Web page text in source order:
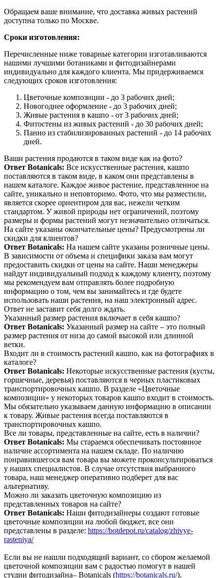
Обращаем ваше внимание, что доставка живых растений
доступна только по Москве.
Сроки изготовления:
Перечисленные ниже товарные категории изготавливаются
нашими лучшими ботаниками и фитодизайнерами
индивидуально для каждого клиента. Мы придерживаемся
следующих сроков изготовления:
Цветочные композиции - до 3 рабочих дней;
Новогоднее оформление - до 3 рабочих дней;
Живые растения в кашпо - от 3 рабочих дней;
Фитостены из живых растений - до 30 рабочих дней;
Панно из стабилизированных растений - до 14 рабочих
дней.
Ваши растения продаются в таком виде как на фото?
Ответ Botanicals: Все искусственные растения, кашпо
поставляются в таком виде, в каком они представлены в
нашем каталоге. Каждое живое растение, представленное на
сайте, уникально и неповторимо. Фото, что мы разместили,
является скорее ориентиром для вас, нежели четким
стандартом. У живой природы нет ограничений, поэтому
размеры и формы растений могут незначительно отличаться.
На сайте указаны окончательные цены? Предусмотрены ли
скидки для клиентов?
Ответ Botanicals: На нашем сайте указаны розничные цены.
В зависимости от объема и специфики заказа вам могут
предоставить скидки от цены на сайте. Наши менеджеры
найдут индивидуальный подход к каждому клиенту, поэтому
мы рекомендуем вам отправлять более подробную
информацию о том, чем вы занимайтесь и где будете
использовать наши растения, на наш электронный адрес.
Ответ не заставит себя долго ждать.
Указанный размер растения включает в себя кашпо?
Ответ Botanicals: Указанный размер на сайте – это полный
размер растения от низа до самой высокой или длинной
ветки.
Входит ли в стоимость растений кашпо, как на фотографиях в
каталоге?
Ответ Botanicals: Некоторые искусственные растения (кусты,
горшечные, деревья) поставляются в черных пластиковых
транспортировочных кашпо. В разделе «Цветочные
композиции» у некоторых товаров кашпо входит в стоимость.
Мы обязательно указываем данную информацию в описании
к товару. Живые растения всегда поставляются в
транспортировочных кашпо.
Все ли товары, представленные на сайте, есть в наличии?
Ответ Botanicals: Мы стараемся обеспечивать постоянное
наличие ассортимента на нашем складе. По наличию
понравившегося вам товара вы можете проконсультироваться
у наших специалистов. В случае отсутствия выбранного
товара, наш менеджер оперативно подберет для вас
альтернативу.
Можно ли заказать цветочную композицию из
представленных товаров на сайте?
Ответ Botanicals: Наши фитодизайнеры создают готовые
цветочные композиции на любой бюджет, все они
представлены в разделе: https://botdepot.ru/catalog/zhivye-
rasteniya/
Если вы не нашли подходящий вариант, со сбором желаемой
цветочной композиции вам с радостью помогут в нашей
студии фитодизайна– Botanicals (https://botanicals.ru/).